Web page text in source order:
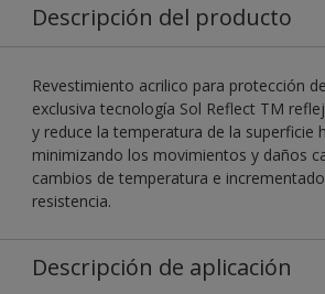
Descripción del producto
Revestimiento acrilico para protección
exclusiva tecnología Sol Reflect TM
y reduce la temperatura de la superficie
minimizando los movimientos y daños
cambios de temperatura e
resistencia.
Descripción de aplicación